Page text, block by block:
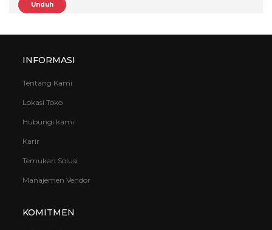
Unduh
INFORMASI
Tentang Kami
Lokasi Toko
Hubungi kami
Karir
Temukan Solusi
Manajemen Vendor
KOMITMEN